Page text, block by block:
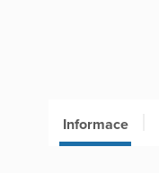
Informace